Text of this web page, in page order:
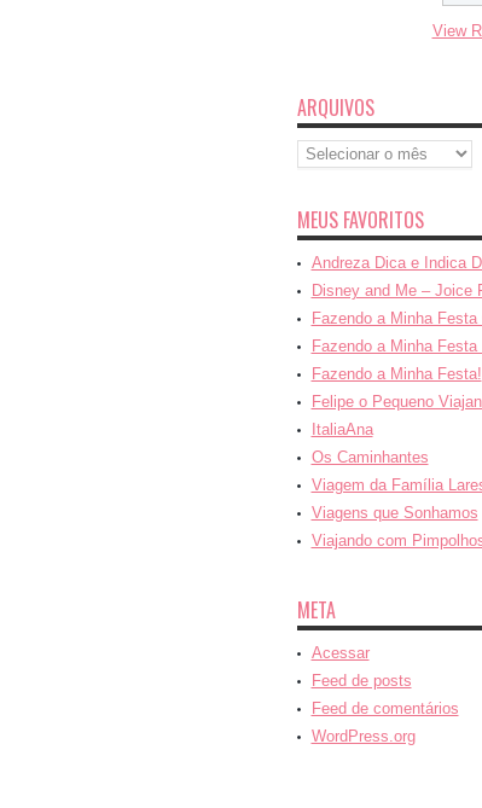
View
ARQUIVOS
Arquivos
MEUS FAVORITOS
Andreza Dica e Indica
Disney and Me – Joice
Fazendo a Minha Festa
Fazendo a Minha Festa
Fazendo a Minha Festa!
Felipe o Pequeno
ItaliaAna
Os Caminhantes
Viagem da Família
Viagens que Sonhamos
Viajando com
META
Acessar
Feed de posts
Feed de comentários
WordPress.org